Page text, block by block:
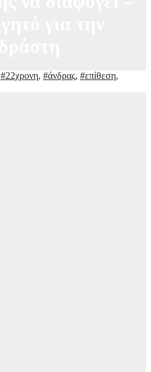
#22χρονη, #άνδρας, #επίθεση,